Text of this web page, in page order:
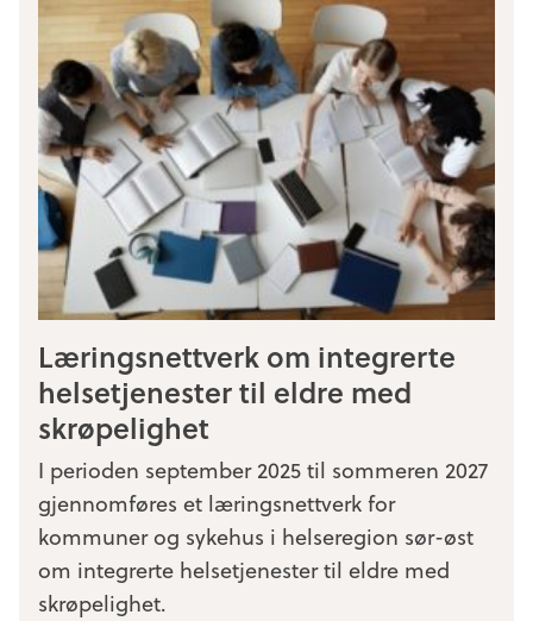
Læringsnettverk om integrerte
helsetjenester til eldre med
skrøpelighet
I perioden september 2025 til sommeren 2027
gjennomføres et læringsnettverk for
kommuner og sykehus i helseregion sør-øst
om integrerte helsetjenester til eldre med
skrøpelighet.